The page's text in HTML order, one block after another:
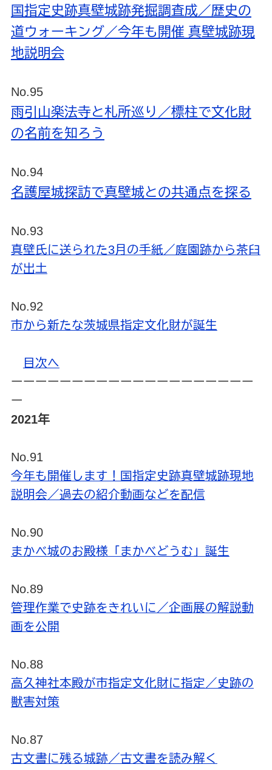
国指定史跡真壁城跡発掘調査成／歴史の
道ウォーキング／今年も開催 真壁城跡現
地説明会
No.95
雨引山楽法寺と札所巡り／標柱で文化財
の名前を知ろう
No.94
名護屋城探訪で真壁城との共通点を探る
No.93
真壁氏に送られた3月の手紙／庭園跡から茶臼
が出土
No.92
市から新たな茨城県指定文化財が誕生
目次へ
ーーーーーーーーーーーーーーーーーーーー
ー
2021年
No.91
今年も開催します！国指定史跡真壁城跡現地
説明会／過去の紹介動画などを配信
No.90
まかべ城のお殿様「まかべどうむ」誕生
No.89
管理作業で史跡をきれいに／企画展の解説動
画を公開
No.88
高久神社本殿が市指定文化財に指定／史跡の
獣害対策
No.87
古文書に残る城跡／古文書を読み解く